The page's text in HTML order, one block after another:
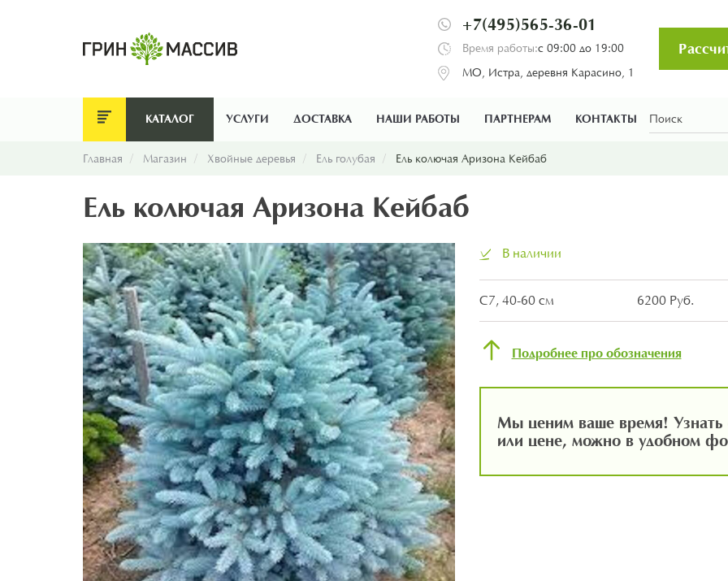
+7(495)565-36-01
Время работы:с 09:00 до 19:00
МО, Истра, деревня Карасино, 1
КАТАЛОГ УСЛУГИ ДОСТАВКА НАШИ РАБОТЫ ПАРТНЕРАМ КОНТАКТЫ
Главная Магазин Хвойные деревья Ель голубая Ель колючая Аризона Кейбаб
Ель колючая Аризона Кейбаб
В наличии
С7, 40-60 см 6200 Руб.
Подробнее про обозначения
Мы ценим ваше время! Узнать
или цене, можно в удобном